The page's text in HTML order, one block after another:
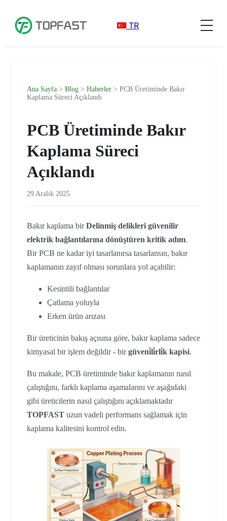
TR
Ana Sayfa > Blog > Haberler > PCB Üretiminde Bakır
Kaplama Süreci Açıklandı
PCB Üretiminde Bakır
Kaplama Süreci
Açıklandı
29 Aralık 2025
Bakır kaplama birDelinmiş delikleri güvenilir
elektrik bağlantılarına dönüştüren kritik adım.
Bir PCB ne kadar iyi tasarlanırsa tasarlansın, bakır
kaplamanın zayıf olması sorunlara yol açabilir:
Kesintili bağlantılar
Çatlama yoluyla
Erken ürün arızası
Bir üreticinin bakış açısına göre, bakır kaplama sadece
kimyasal bir işlem değildir - birgüveni̇li̇rli̇k kapisi.
Bu makale, PCB üretiminde bakır kaplamanın nasıl
çalıştığını, farklı kaplama aşamalarını ve aşağıdaki
gibi üreticilerin nasıl çalıştığını açıklamaktadır
TOPFAST uzun vadeli performans sağlamak için
kaplama kalitesini kontrol edin.